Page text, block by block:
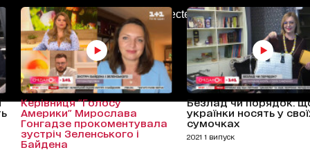
AdBlockDetected!
Керівниця "Голосу
Америки" Мирослава
Гонгадзе прокоментувала
зустріч Зеленського і
Байдена
Безлад чи порядок:
українки носять у
сумочках
2021 1 випуск